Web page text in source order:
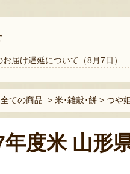
届け遅延について（8月7日）
全ての商品 > 米･雑穀･餅 > つや
年度米 山形